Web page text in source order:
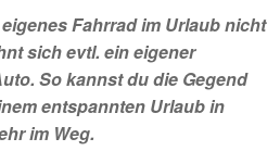
Fahrrad im Urlaub nicht
sich evtl. ein eigener
So kannst du die Gegend
entspannten Urlaub in
im Weg.